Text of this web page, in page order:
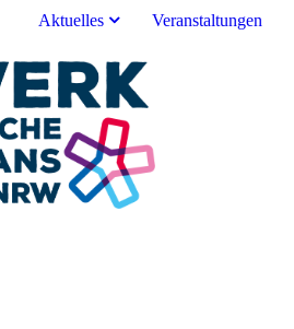
Aktuelles Veranstaltungen